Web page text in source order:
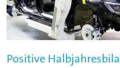
Positive